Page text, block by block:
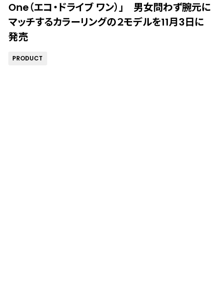
One（エコ・ドライブ ワン）」 男女問わず腕元に
マッチするカラーリングの２モデルを11月3日に
発売
PRODUCT